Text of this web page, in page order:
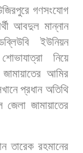
গণসংযোগ
আবদুল মান্নান
ইউনিয়ন
শোভাযাত্রা
নিয়ে
জামায়াতের আমির
প্রধান অতিথি
জেলা জামায়াতের
তারেক রহমানের